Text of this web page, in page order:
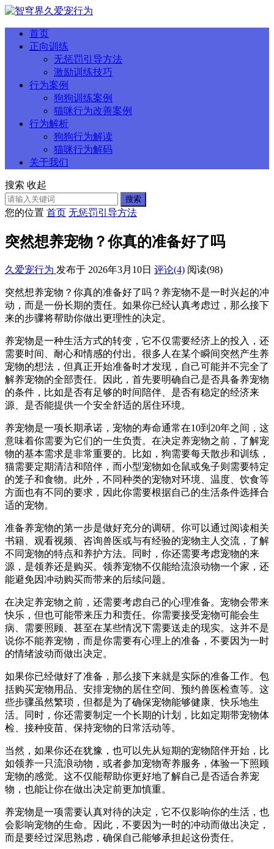
首页
正向训练
无惩罚引导方法
激励训练技巧
行为案例
狗狗训练案例
猫咪行为改善案例
行为解析
狗狗行为解读
猫咪行为解码
关于我们
搜索 收起
搜索
您的位置 首页 无惩罚引导方法
突然想养宠物？你真的准备好了吗
久爱宠行为 发布于 2026年3月10日 评论(4) 阅读(98)
突然想养宠物？你真的准备好了吗？养宠物不是一时兴起的冲
动，而是一份长期的责任。如果你已经认真考虑过，那么接下
来的步骤将帮助你做出更理性的决定。
养宠物是一种生活方式的转变，它不仅需要经济上的投入，还
需要时间、耐心和情感的付出。很多人在某个瞬间突然产生养
宠物的想法，但真正开始准备时才发现，自己可能并不完全了
解养宠物的全部责任。因此，首先要明确自己是否具备养宠物
的条件，比如是否有足够的时间陪伴、是否有稳定的经济来
源、是否能提供一个安全舒适的居住环境。
养宠物是一项长期承诺，宠物的寿命通常在10到20年之间，这
意味着你需要为它们的一生负责。在决定养宠物之前，了解宠
物的基本需求是非常重要的。比如，狗需要每天散步和训练，
猫需要定期清洁和陪伴，而小型宠物如仓鼠或兔子则需要特定
的笼子和食物。此外，不同种类的宠物对环境、温度、饮食等
方面也有不同的要求，因此你需要根据自己的生活条件选择合
适的宠物。
准备养宠物的第一步是做好充分的调研。你可以通过阅读相关
书籍、观看视频、咨询兽医或与有经验的宠物主人交流，了解
不同宠物的特点和养护方法。同时，你还需要考虑宠物的来
源，是领养还是购买。领养宠物不仅能给流浪动物一个家，还
能避免因冲动购买而带来的后续问题。
在决定养宠物之前，还需要考虑自己的心理准备。宠物会带来
快乐，但也可能带来压力和责任。你需要接受宠物可能会生
病、需要照顾、甚至在某些情况下需要送走的现实。这并不是
说你不能养宠物，而是你需要有心理上的准备，不要因为一时
的情绪波动而做出决定。
如果你已经做好了准备，那么接下来就是实际的准备工作。包
括购买宠物用品、安排宠物的居住空间、预约兽医检查等。这
些步骤虽然繁琐，但都是为了确保宠物能够健康、快乐地生
活。同时，你还需要制定一个长期的计划，比如定期带宠物体
检、接种疫苗、保持宠物的日常活动等。
当然，如果你还在犹豫，也可以先从短期的宠物陪伴开始，比
如领养一只流浪动物，或者参加宠物寄养服务，体验一下照顾
宠物的感觉。这不仅能帮助你更好地了解自己是否适合养宠
物，也能让你在做出决定前更加慎重。
养宠物是一项需要认真对待的决定，它不仅影响你的生活，也
会影响宠物的生命。因此，不要因为一时的冲动而做出决定，
而是要经过深思熟虑，确保自己能够承担起这份责任。